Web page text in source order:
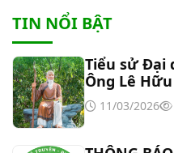
Thư mời báo giá về
dỡ, di dời và lắp đặt
kỹ thuật số”
Thư mời báo giá về
Thư mời báo giá về
khoa/phòng trong
TIN NỔI BẬT
Tiểu sử Đại
Ông Lê
11/03/2026